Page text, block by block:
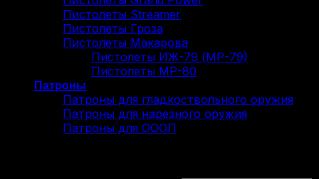
Пистолеты Streamer
Пистолеты Гроза
Пистолеты Макарова
Пистолеты ИЖ-79 (МР-79)
Пистолеты МР-80
Патроны
Патроны для гладкоствольного оружия
Патроны для нарезного оружия
Патроны для ОООП